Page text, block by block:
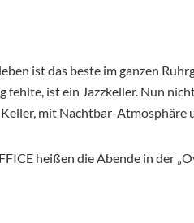
ist das beste im ganzen
fehlte, ist ein Jazzkeller. Nun
mit Nachtbar-Atmosphäre
heißen die Abende in der